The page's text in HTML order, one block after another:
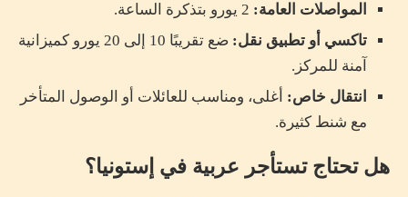
المواصلات العامة:
تاكسي أو تطبيق نقل:
ضع تقريبًا 10 إلى 20 يورو كميزانية
آمنة للمركز.
انتقال خاص: أغلى، ومناسب للعائلات أو الوصول المتأخر
مع شنط كثيرة.
هل تحتاج تستأجر عربية في إستونيا؟